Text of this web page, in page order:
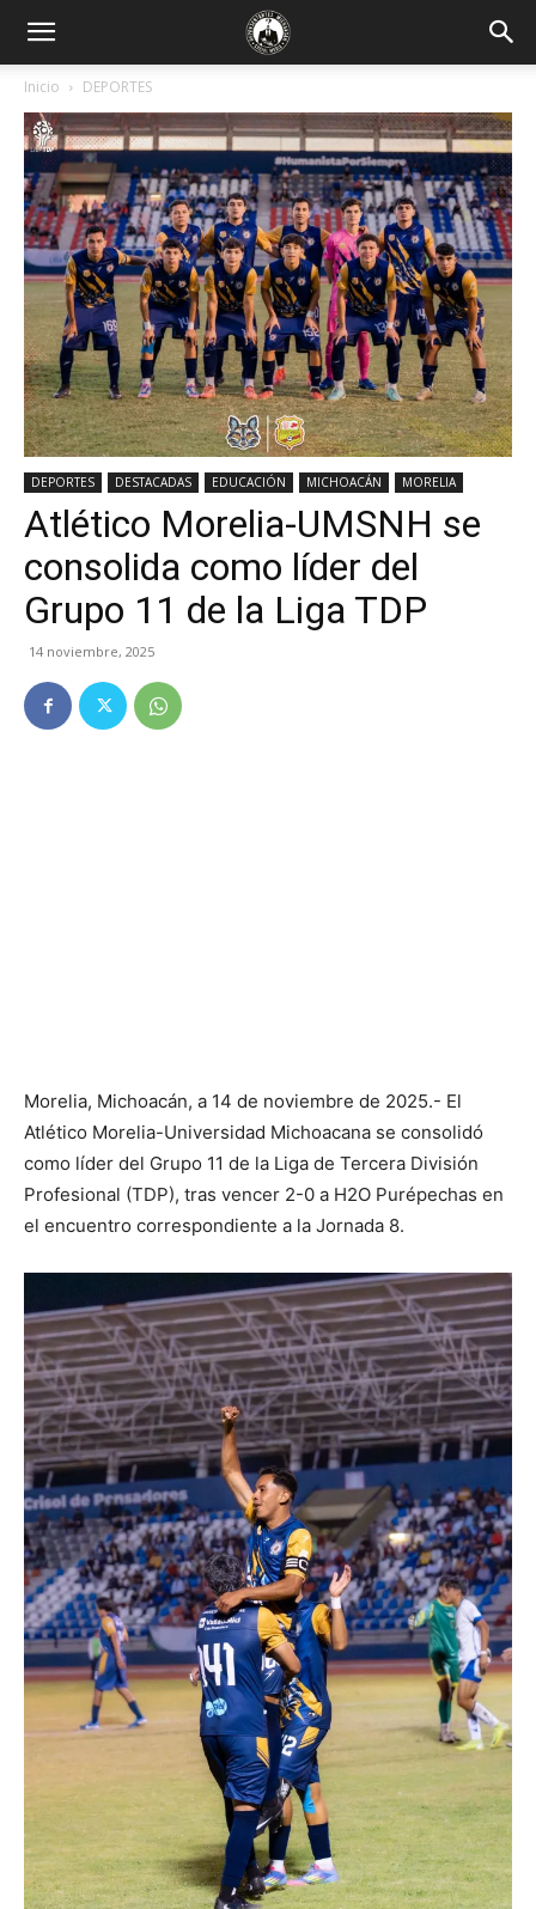
Inicio DEPORTES
DEPORTES DESTACADAS EDUCACIÓN MICHOACÁN MORELIA
Atlético Morelia-UMSNH se
consolida como líder del
Grupo 11 de la Liga TDP
14 noviembre, 2025
Morelia, Michoacán, a 14 de noviembre de 2025.- El
Atlético Morelia-Universidad Michoacana se consolidó
como líder del Grupo 11 de la Liga de Tercera División
Profesional (TDP), tras vencer 2-0 a H2O Purépechas en
el encuentro correspondiente a la Jornada 8.